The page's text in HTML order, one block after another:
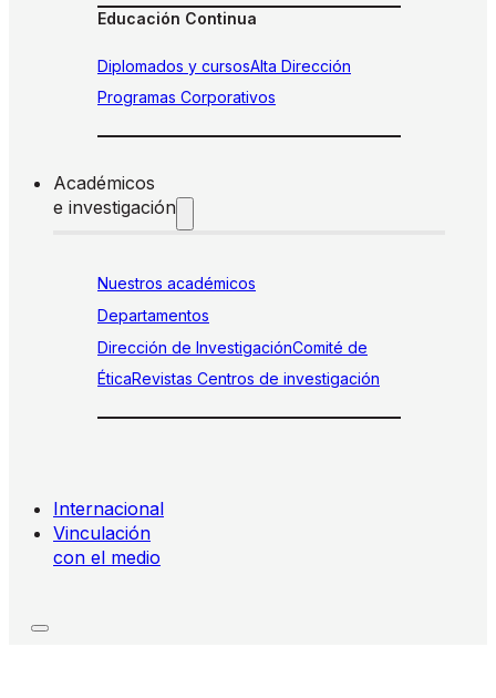
Educación Continua
Diplomados y cursosAlta Dirección
Programas Corporativos
Académicos
e investigación
Nuestros académicos
Departamentos
Dirección de InvestigaciónComité de
ÉticaRevistas Centros de investigación
Internacional
Vinculación
con el medio